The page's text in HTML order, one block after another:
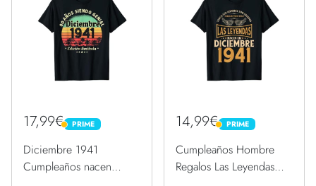
17,99€ PRIME
PRIME
Diciembre 1941
Cumpleaños nacen
14,99€ PRIME
PRIME
Cumpleaños Hombre
Regalos Las Leyendas